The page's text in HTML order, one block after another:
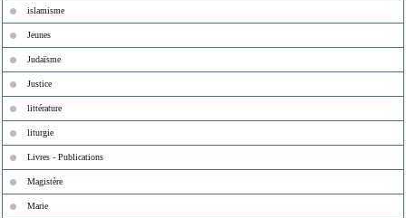
islamisme
Jeunes
Judaïsme
Justice
littérature
liturgie
Livres - Publications
Magistère
Marie